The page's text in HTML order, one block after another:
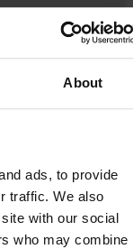
About
ads, to provide
traffic. We also
with our social
who may combine